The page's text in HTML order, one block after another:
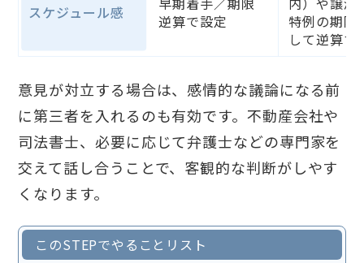
スケジュール感
逆算で設定
特例の期限
して逆算す
意見が対立する場合は、感情的な議論になる前
に第三者を入れるのも有効です。不動産会社や
司法書士、必要に応じて弁護士などの専門家を
交えて話し合うことで、客観的な判断がしやす
くなります。
このSTEPでやることリスト